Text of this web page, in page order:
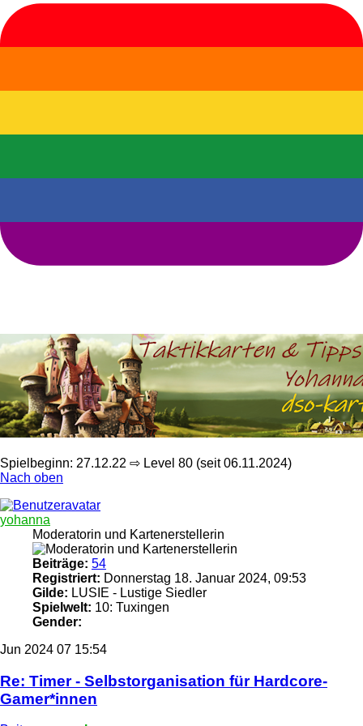
Spielbeginn: 27.12.22 ⇨ Level 80 (seit 06.11.2024)
Nach oben
yohanna
Moderatorin und Kartenerstellerin
Beiträge: 54
Registriert: Donnerstag 18. Januar 2024, 09:53
Gilde: LUSIE - Lustige Siedler
Spielwelt: 10: Tuxingen
Gender:
Jun 2024 07 15:54
Re: Timer - Selbstorganisation für Hardcore-
Gamer*innen